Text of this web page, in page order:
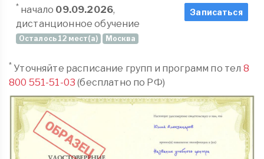
* начало 09.09.2026,
дистанционное обучение
Осталось 12 мест(а) Москва
Записаться
* Уточняйте расписание групп и программ по тел 8
800 551-51-03 (бесплатно по РФ)